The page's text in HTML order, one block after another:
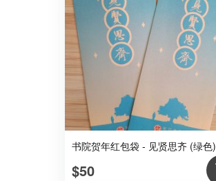
书院贺年红包袋 - 见贤思齐 (绿色)
$50